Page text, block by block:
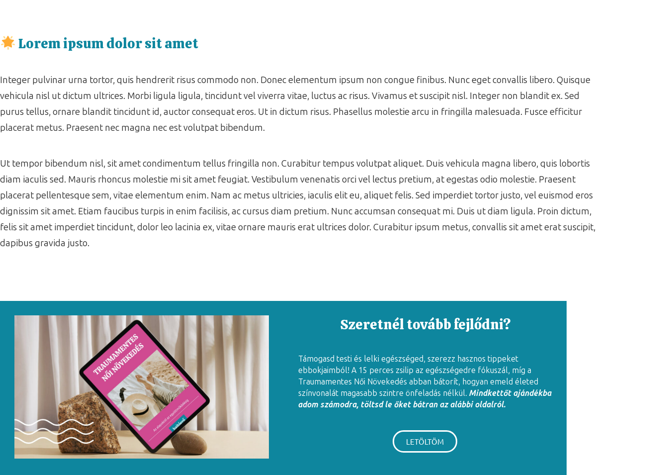
Lorem ipsum dolor sit amet
Integer pulvinar urna tortor, quis hendrerit risus commodo non. Donec elementum ipsum non congue finibus. Nunc eget convallis libero. Quisque
vehicula nisl ut dictum ultrices. Morbi ligula ligula, tincidunt vel viverra vitae, luctus ac risus. Vivamus et suscipit nisl. Integer non blandit ex. Sed
purus tellus, ornare blandit tincidunt id, auctor consequat eros. Ut in dictum risus. Phasellus molestie arcu in fringilla malesuada. Fusce efficitur
placerat metus. Praesent nec magna nec est volutpat bibendum.
Ut tempor bibendum nisl, sit amet condimentum tellus fringilla non. Curabitur tempus volutpat aliquet. Duis vehicula magna libero, quis lobortis
diam iaculis sed. Mauris rhoncus molestie mi sit amet feugiat. Vestibulum venenatis orci vel lectus pretium, at egestas odio molestie. Praesent
placerat pellentesque sem, vitae elementum enim. Nam ac metus ultricies, iaculis elit eu, aliquet felis. Sed imperdiet tortor justo, vel euismod eros
dignissim sit amet. Etiam faucibus turpis in enim facilisis, ac cursus diam pretium. Nunc accumsan consequat mi. Duis ut diam ligula. Proin dictum,
felis sit amet imperdiet tincidunt, dolor leo lacinia ex, vitae ornare mauris erat ultrices dolor. Curabitur ipsum metus, convallis sit amet erat suscipit,
dapibus gravida justo.
Szeretnél tovább fejlődni?
Támogasd testi és lelki egészséged, szerezz hasznos tippeket
ebbokjaimból! A 15 perces zsilip az egészségedre fókuszál, míg a
Traumamentes Női Növekedés abban bátorít, hogyan emeld életed
színvonalát magasabb szintre önfeladás nélkül. Mindkettőt ajándékba
adom számodra, töltsd le őket bátran az alábbi oldalról.
LETÖLTÖM